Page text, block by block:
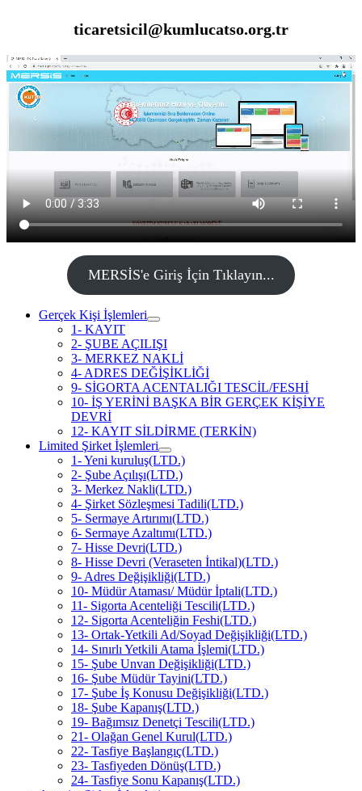
ticaretsicil@kumlucatso.org.tr
MERSİS'e Giriş İçin Tıklayın...
Gerçek Kişi İşlemleri
1- KAYIT
2- ŞUBE AÇILIŞI
3- MERKEZ NAKLİ
4- ADRES DEĞİŞİKLİĞİ
9- SİGORTA ACENTALIĞI TESCİL/FESHİ
10- İŞ YERİNİ BAŞKA BİR GERÇEK KİŞİYE
DEVRİ
12- KAYIT SİLDİRME (TERKİN)
Limited Şirket İşlemleri
1- Yeni kuruluş(LTD.)
2- Şube Açılışı(LTD.)
3- Merkez Nakli(LTD.)
4- Şirket Sözleşmesi Tadili(LTD.)
5- Sermaye Artırımı(LTD.)
6- Sermaye Azaltımı(LTD.)
7- Hisse Devri(LTD.)
8- Hisse Devri (Veraseten İntikal)(LTD.)
9- Adres Değişikliği(LTD.)
10- Müdür Ataması/ Müdür İptali(LTD.)
11- Sigorta Acenteliği Tescili(LTD.)
12- Sigorta Acenteliğin Feshi(LTD.)
13- Ortak-Yetkili Ad/Soyad Değişikliği(LTD.)
14- Sınırlı Yetkili Atama İşlemi(LTD.)
15- Şube Unvan Değişikliği(LTD.)
16- Şube Müdür Tayini(LTD.)
17- Şube İş Konusu Değişikliği(LTD.)
18- Şube Kapanış(LTD.)
19- Bağımsız Denetçi Tescili(LTD.)
21- Olağan Genel Kurul(LTD.)
22- Tasfiye Başlangıç(LTD.)
23- Tasfiyeden Dönüş(LTD.)
24- Tasfiye Sonu Kapanış(LTD.)